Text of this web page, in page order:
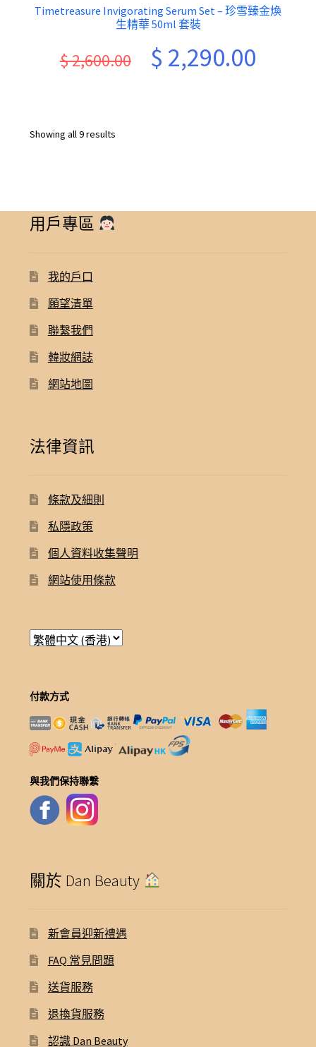
Timetreasure Invigorating Serum Set – 珍雪臻金煥
生精華 50ml 套裝
$2,600.00
Original
price
$ 2,290.00
Showing all 9 resultsSorted
用戶專區
我的戶口
願望清單
聯繫我們
韓妝網誌
網站地圖
法律資訊
條款及細則
私隱政策
個人資料收集聲明
網站使用條款
付款方式
與我們保持聯繫
關於 Dan Beauty
新會員迎新禮遇
FAQ 常見問題
送貨服務
退換貨服務
認識 Dan Beauty